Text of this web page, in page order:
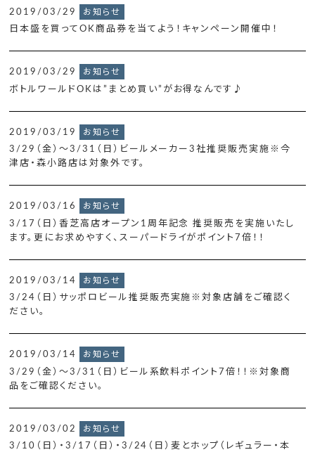
2019/03/29 お知らせ
日本盛を買ってOK商品券を当てよう！キャンペーン開催中！
2019/03/29 お知らせ
ボトルワールドOKは”まとめ買い”がお得なんです♪
2019/03/19 お知らせ
3/29（金）～3/31（日）ビールメーカー3社推奨販売実施※今
津店・森小路店は対象外です。
2019/03/16 お知らせ
3/17（日）香芝高店オープン1周年記念 推奨販売を実施いたし
ます。更にお求めやすく、スーパードライがポイント7倍！！
2019/03/14 お知らせ
3/24（日）サッポロビール推奨販売実施※対象店舗をご確認く
ださい。
2019/03/14 お知らせ
3/29（金）～3/31（日）ビール系飲料ポイント7倍！！※対象商
品をご確認ください。
2019/03/02 お知らせ
3/10（日）・3/17（日）・3/24（日）麦とホップ（レギュラー・本